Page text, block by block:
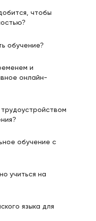
чтобы
обучение?
и
онлайн-
обучение с
учиться на
языка для